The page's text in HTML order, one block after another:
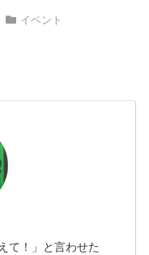
イベント
て！」と言わせた